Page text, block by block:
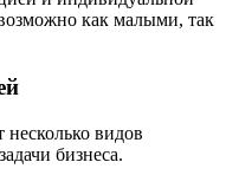
как малыми, так
несколько видов
бизнеса.